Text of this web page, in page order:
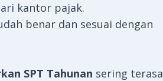
kantor pajak.
benar dan sesuai dengan
SPT Tahunan sering terasa